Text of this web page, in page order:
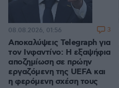
Αποκαλύψεις Telegraph για
τον Ινφαντίνο: Η εξαψήφια
αποζημίωση σε πρώην
εργαζόμενη της UEFA και
η φερόμενη σχέση τους
08.08.2026, 01:56 3